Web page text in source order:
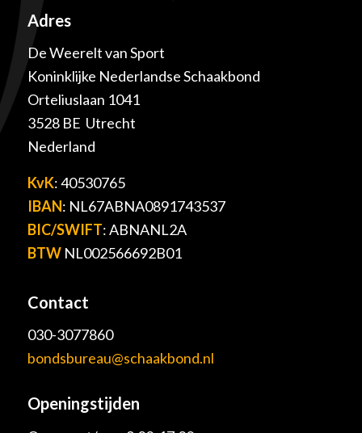
Adres
De Weerelt van Sport
Koninklijke Nederlandse Schaakbond
Orteliuslaan 1041
3528 BE Utrecht
Nederland
KvK: 40530765
IBAN: NL67ABNA0891743537
BIC/SWIFT: ABNANL2A
BTWNL002566692B01
Contact
030-3077860
bondsbureau@schaakbond.nl
Openingstijden